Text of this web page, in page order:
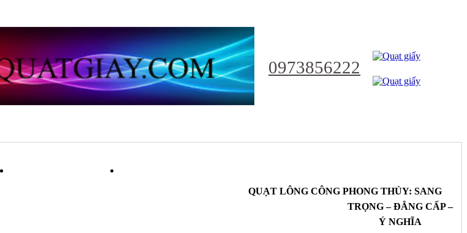
0973856222
QUẠT LÔNG CÔNG PHONG THỦY: SANG
TRỌNG – ĐẲNG CẤP –
Ý NGHĨA